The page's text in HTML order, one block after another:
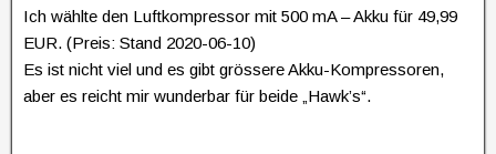
Ich wählte den Luftkompressor mit 500 mA – Akku für 49,99
EUR. (Preis: Stand 2020-06-10)
Es ist nicht viel und es gibt grössere Akku-Kompressoren,
aber es reicht mir wunderbar für beide „Hawk’s“.